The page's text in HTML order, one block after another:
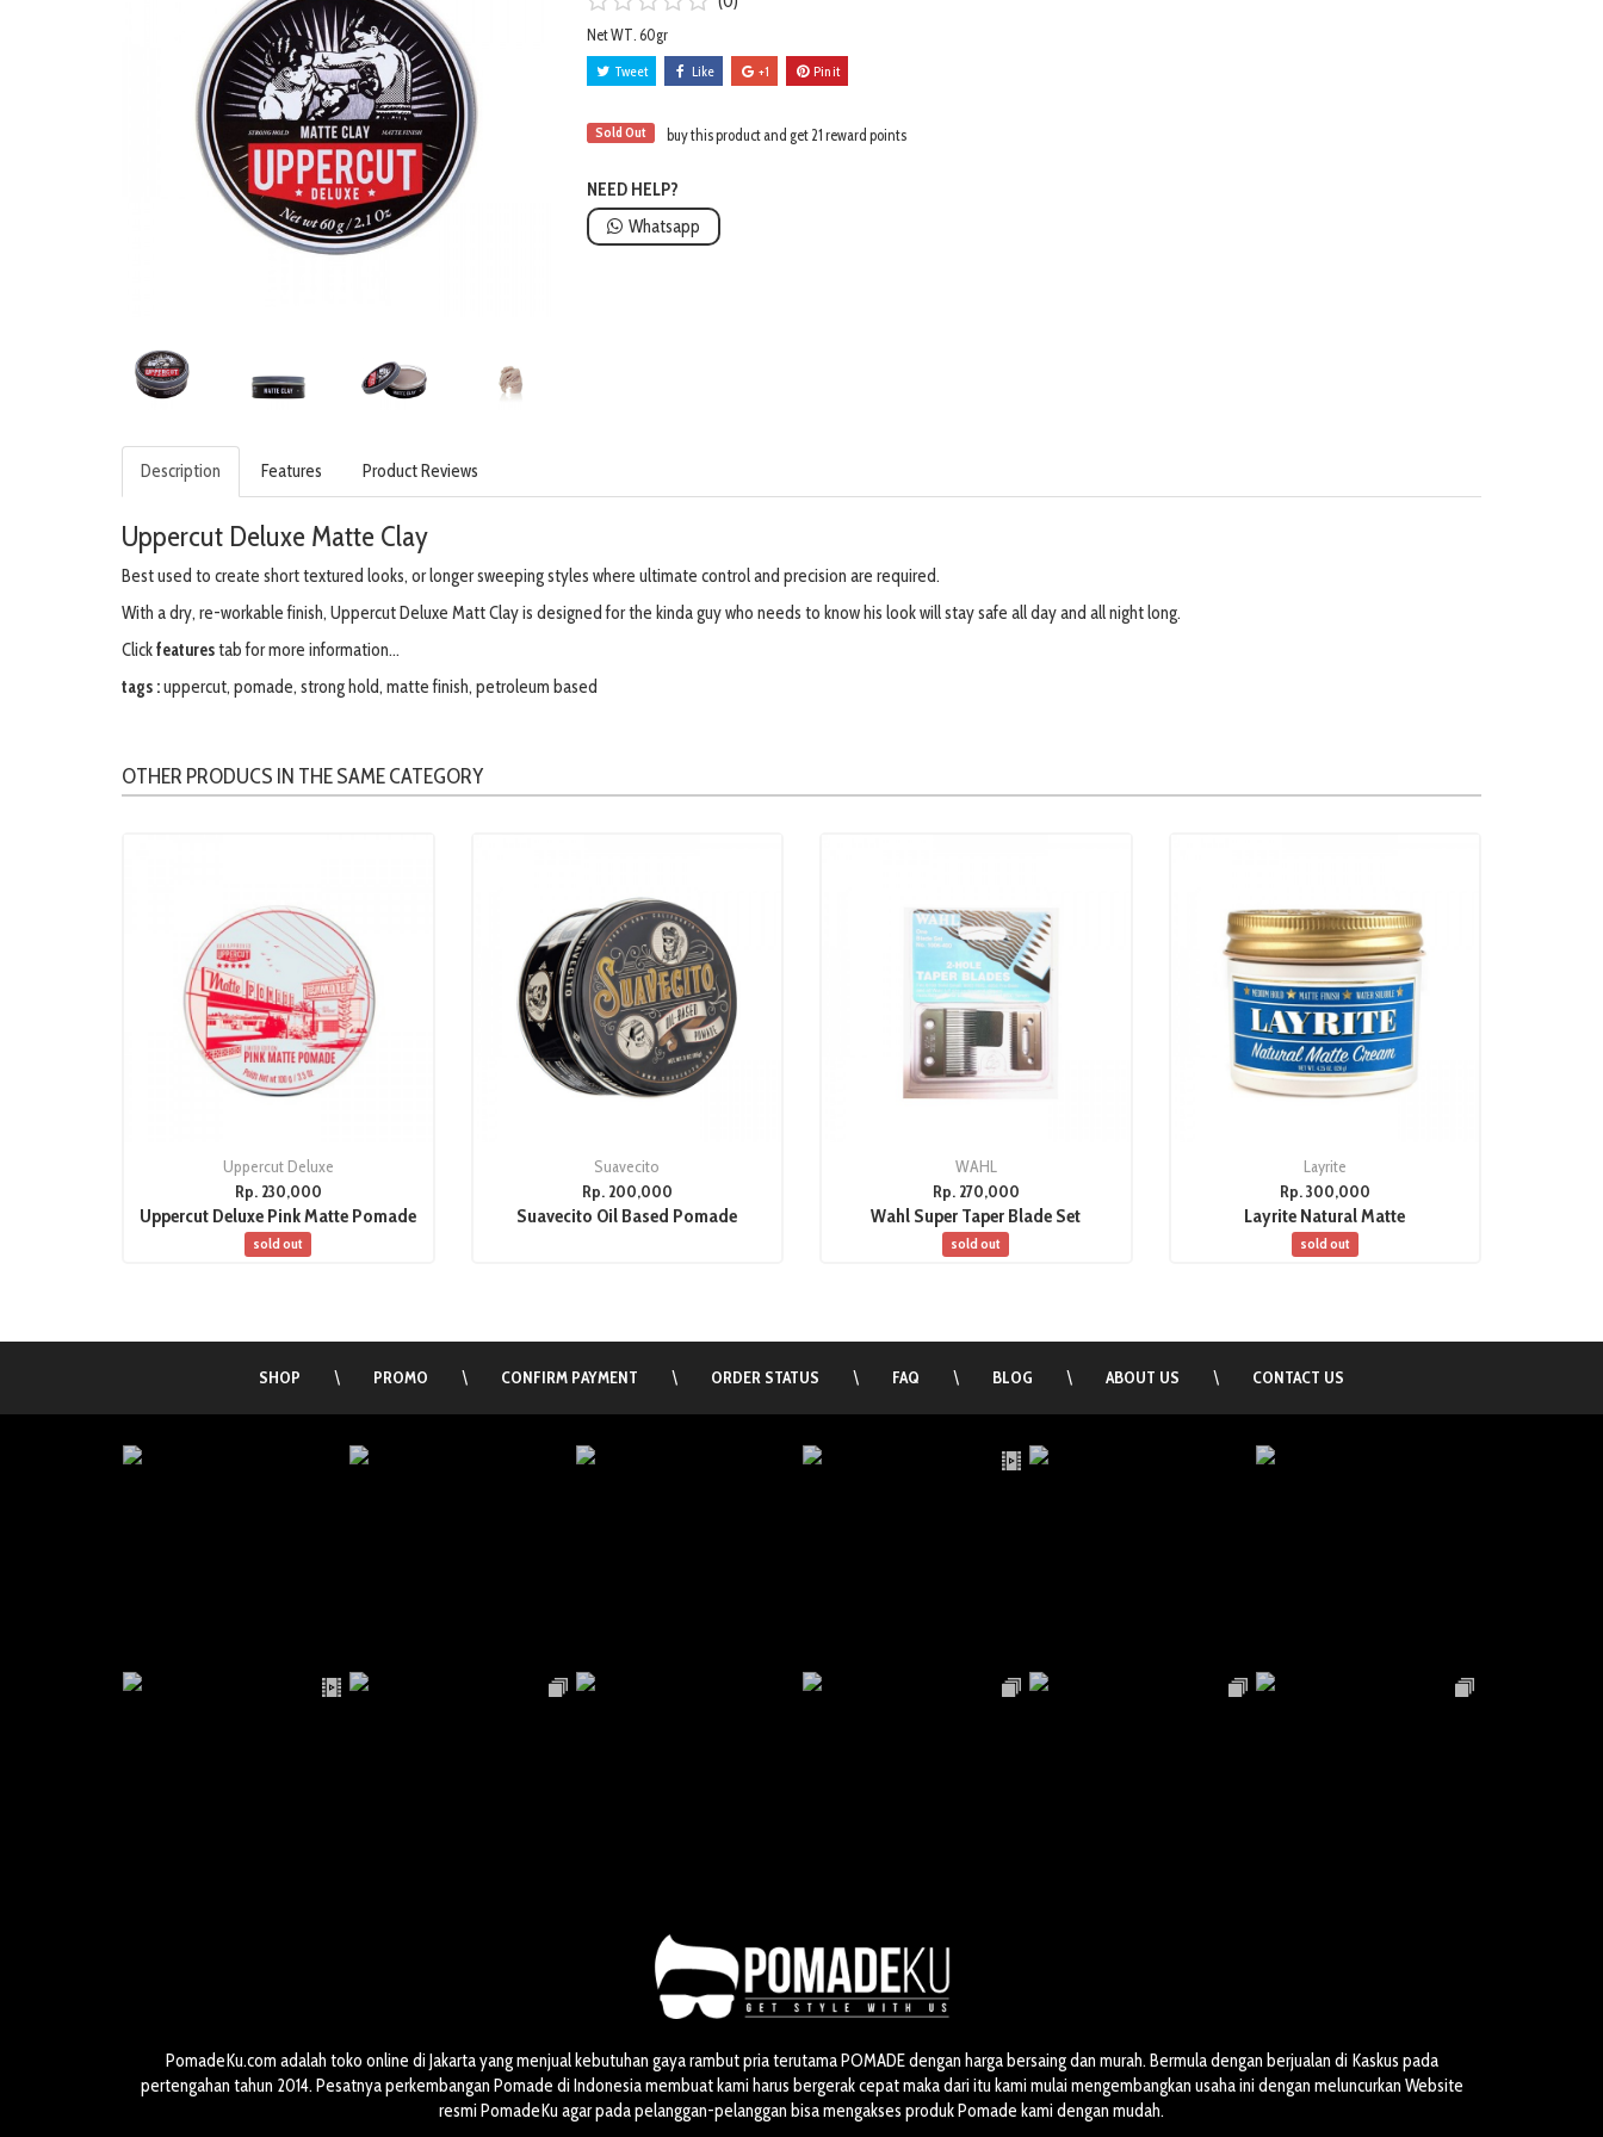
Net WT. 60gr
Tweet
Like +1 Pin it
Sold Out buy this product and get 21 reward points
NEED HELP?
Whatsapp
Description Features Product Reviews
Uppercut Deluxe Matte Clay
Best used to create short textured looks, or longer sweeping styles where ultimate control and precision are required.
With a dry, re-workable finish, Uppercut Deluxe Matt Clay is designed for the kinda guy who needs to know his look will stay safe all day and all night long.
Clickfeaturestab for more information...
tags :uppercut, pomade, strong hold, matte finish, petroleum based
OTHER PRODUCS IN THE SAME CATEGORY
Uppercut Deluxe
Rp. 230,000
Uppercut Deluxe Pink Matte Pomade
sold out
Suavecito
Rp. 200,000
Suavecito Oil Based Pomade
WAHL
Rp. 270,000
Wahl Super Taper Blade Set
sold out
Layrite
Rp. 300,000
Layrite Natural Matte
sold out
SHOP \ PROMO \ CONFIRM PAYMENT \ ORDER STATUS \ FAQ \ BLOG \ ABOUT US \ CONTACT US
PomadeKu.com adalah toko online di Jakarta yang menjual kebutuhan gaya rambut pria terutama POMADE dengan harga bersaing dan murah. Bermula dengan berjualan di Kaskus pada
pertengahan tahun 2014. Pesatnya perkembangan Pomade di Indonesia membuat kami harus bergerak cepat maka dari itu kami mulai mengembangkan usaha ini dengan meluncurkan Website
resmi PomadeKu agar pada pelanggan-pelanggan bisa mengakses produk Pomade kami dengan mudah.